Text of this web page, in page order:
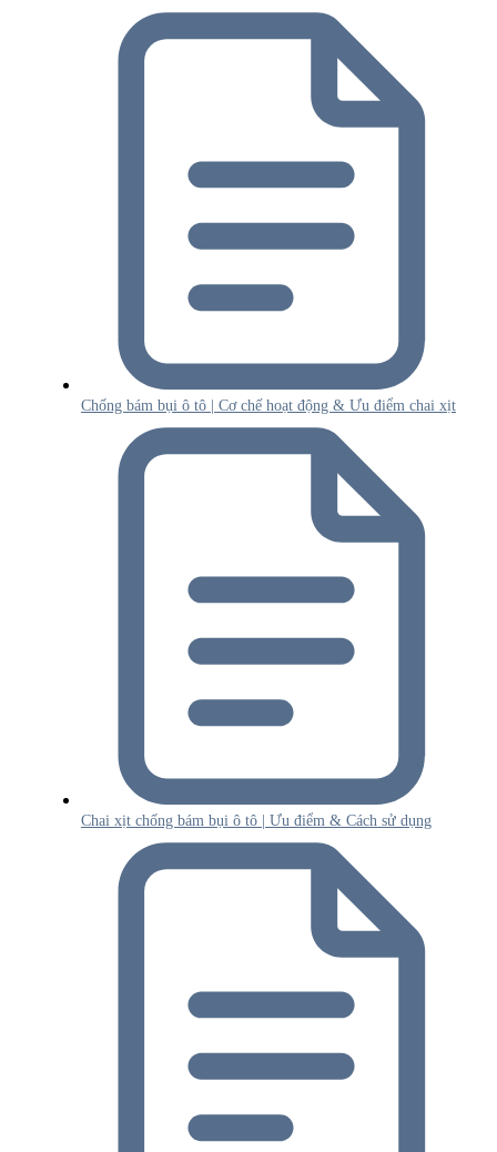
Chống bám bụi ô tô | Cơ chế hoạt động & Ưu điểm chai xịt
Chai xịt chống bám bụi ô tô | Ưu điểm & Cách sử dụng